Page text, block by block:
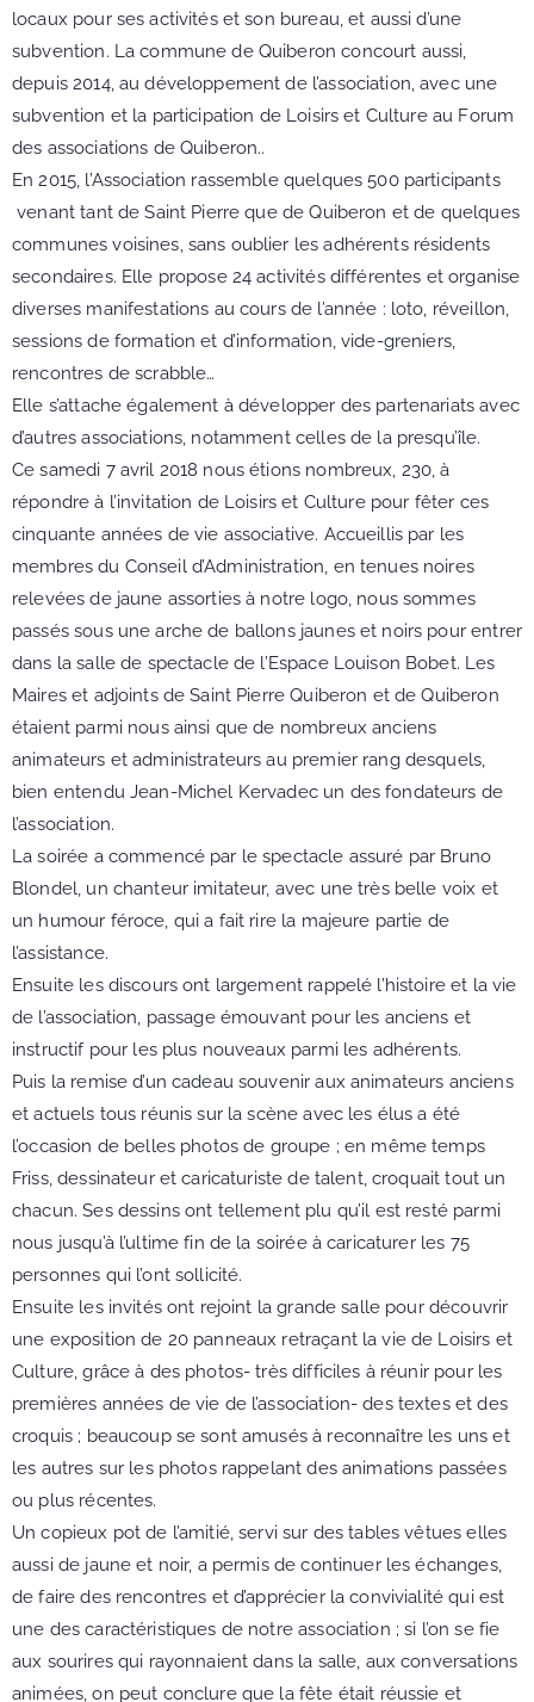
locaux pour ses activités et son bureau, et aussi d’une
subvention. La commune de Quiberon concourt aussi,
depuis 2014, au développement de l’association, avec une
subvention et la participation de Loisirs et Culture au Forum
des associations de Quiberon..
En 2015, l’Association rassemble quelques 500 participants
venant tant de Saint Pierre que de Quiberon et de quelques
communes voisines, sans oublier les adhérents résidents
secondaires. Elle propose 24 activités différentes et organise
diverses manifestations au cours de l’année : loto, réveillon,
sessions de formation et d’information, vide-greniers,
rencontres de scrabble…
Elle s’attache également à développer des partenariats avec
d’autres associations, notamment celles de la presqu’île.
Ce samedi 7 avril 2018 nous étions nombreux, 230, à
répondre à l’invitation de Loisirs et Culture pour fêter ces
cinquante années de vie associative. Accueillis par les
membres du Conseil d’Administration, en tenues noires
relevées de jaune assorties à notre logo, nous sommes
passés sous une arche de ballons jaunes et noirs pour entrer
dans la salle de spectacle de l’Espace Louison Bobet. Les
Maires et adjoints de Saint Pierre Quiberon et de Quiberon
étaient parmi nous ainsi que de nombreux anciens
animateurs et administrateurs au premier rang desquels,
bien entendu Jean-Michel Kervadec un des fondateurs de
l’association.
La soirée a commencé par le spectacle assuré par Bruno
Blondel, un chanteur imitateur, avec une très belle voix et
un humour féroce, qui a fait rire la majeure partie de
l’assistance.
Ensuite les discours ont largement rappelé l’histoire et la vie
de l’association, passage émouvant pour les anciens et
instructif pour les plus nouveaux parmi les adhérents.
Puis la remise d’un cadeau souvenir aux animateurs anciens
et actuels tous réunis sur la scène avec les élus a été
l’occasion de belles photos de groupe ; en même temps
Friss, dessinateur et caricaturiste de talent, croquait tout un
chacun. Ses dessins ont tellement plu qu’il est resté parmi
nous jusqu’à l’ultime fin de la soirée à caricaturer les 75
personnes qui l’ont sollicité.
Ensuite les invités ont rejoint la grande salle pour découvrir
une exposition de 20 panneaux retraçant la vie de Loisirs et
Culture, grâce à des photos- très difficiles à réunir pour les
premières années de vie de l’association- des textes et des
croquis ; beaucoup se sont amusés à reconnaître les uns et
les autres sur les photos rappelant des animations passées
ou plus récentes.
Un copieux pot de l’amitié, servi sur des tables vêtues elles
aussi de jaune et noir, a permis de continuer les échanges,
de faire des rencontres et d’apprécier la convivialité qui est
une des caractéristiques de notre association ; si l’on se fie
aux sourires qui rayonnaient dans la salle, aux conversations
animées, on peut conclure que la fête était réussie et